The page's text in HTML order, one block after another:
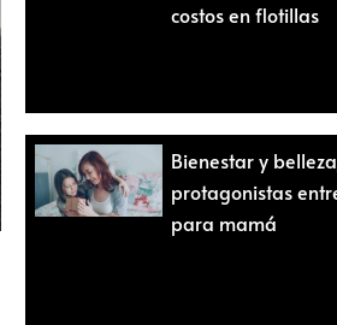
costos en flotillas
Bienestar y
protagonistas
para mamá